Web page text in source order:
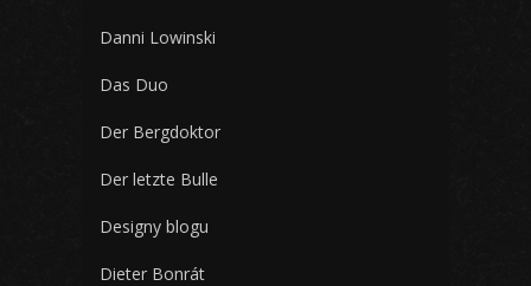
Danni Lowinski
Das Duo
Der Bergdoktor
Der letzte Bulle
Designy blogu
Dieter Bonrát